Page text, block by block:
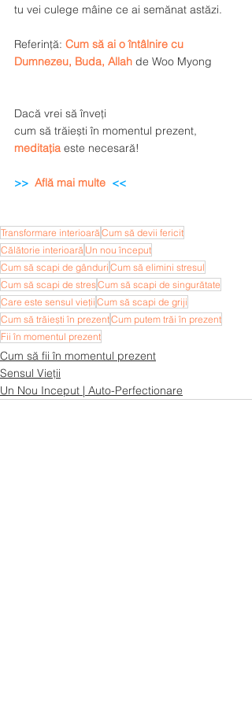
tu vei culege mâine ce ai semănat astăzi.
Referință: Cum să ai o întâlnire cu
Dumnezeu, Buda, Allah de Woo Myong
Dacă vrei să înveți
cum să trăiești în momentul prezent,
meditația este necesară!
>> Află mai multe <<
Transformare interioară Cum să devii fericit
Călătorie interioară Un nou început
Cum să scapi de gânduri Cum să elimini stresul
Cum să scapi de stresCum să scapi de singurătate
Care este sensul vieții Cum să scapi de griji
Cum să trăiești în prezentCum putem trăi în prezent
Fii în momentul prezent
Cum să fii în momentul prezent
Sensul Vieții
Un Nou Inceput | Auto-Perfectionare